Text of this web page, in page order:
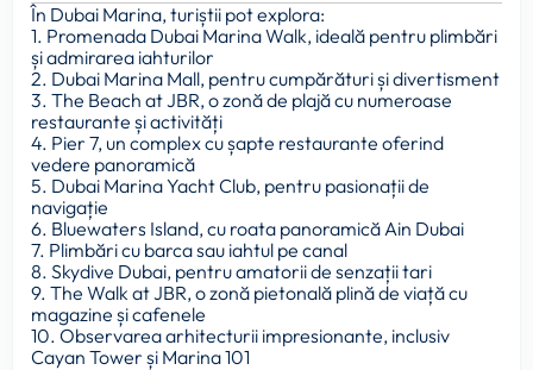
În Dubai Marina, turiștii pot explora:
1. Promenada Dubai Marina Walk, ideală pentru plimbări
și admirarea iahturilor
2. Dubai Marina Mall, pentru cumpărături și divertisment
3. The Beach at JBR, o zonă de plajă cu numeroase
restaurante și activități
4. Pier 7, un complex cu șapte restaurante oferind
vedere panoramică
5. Dubai Marina Yacht Club, pentru pasionații de
navigație
6. Bluewaters Island, cu roata panoramică Ain Dubai
7. Plimbări cu barca sau iahtul pe canal
8. Skydive Dubai, pentru amatorii de senzații tari
9. The Walk at JBR, o zonă pietonală plină de viață cu
magazine și cafenele
10. Observarea arhitecturii impresionante, inclusiv
Cayan Tower și Marina 101